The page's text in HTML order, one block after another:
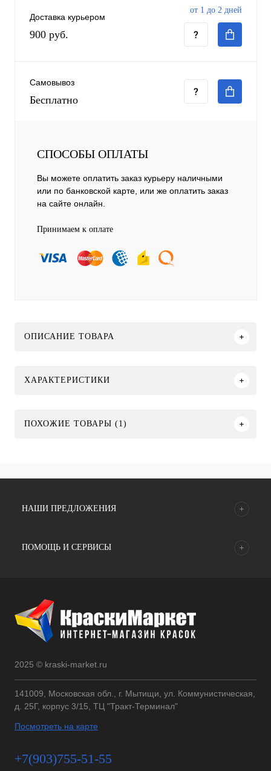
Доставка курьером
900 руб.
от 1 до 2 дней
Самовывоз
Бесплатно
СПОСОБЫ ОПЛАТЫ
Вы можете оплатить заказ курьеру наличными
или по банковской карте, или же оплатить заказ
на сайте онлайн.
Принимаем к оплате
ОПИСАНИЕ ТОВАРА
ХАРАКТЕРИСТИКИ
ПОХОЖИЕ ТОВАРЫ (1)
НАШИ ПРЕДЛОЖЕНИЯ
ПОМОЩЬ И СЕРВИСЫ
2025 © kraski-market.ru
141009, Московская обл., г. Мытищи, ул. Коммунистическая,
д. 25Г, корпус 3/15, ТЦ "Тракт-Терминал"
Посмотреть на карте
+7(903)755-51-55